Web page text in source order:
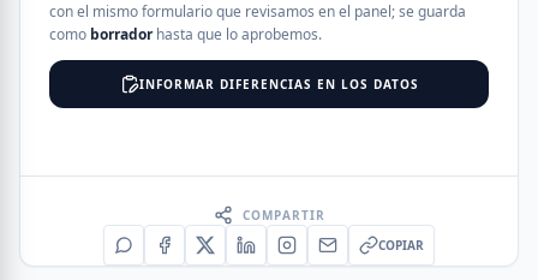
con el mismo formulario que revisamos en el panel; se guarda
como borradorhasta que lo aprobemos.
INFORMAR DIFERENCIAS EN LOS DATOS
COMPARTIR
COPIAR